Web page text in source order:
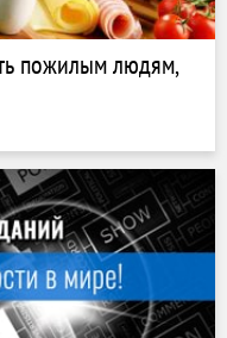
пожилым людям,